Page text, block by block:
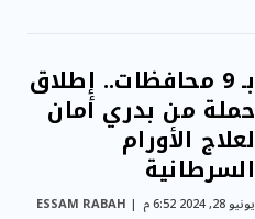
بـ 9 محافظات.. إطلاق
حملة من بدري أمان
لعلاج الأورام
السرطانية
يونيو 28, 2024 6:52 م ESSAM RABAH